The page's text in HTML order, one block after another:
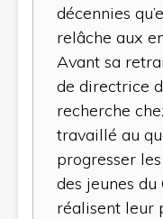
décennies
relâche aux
Avant sa
de directrice
recherche
travaillé au
progresser
des jeunes du
réalisent leur